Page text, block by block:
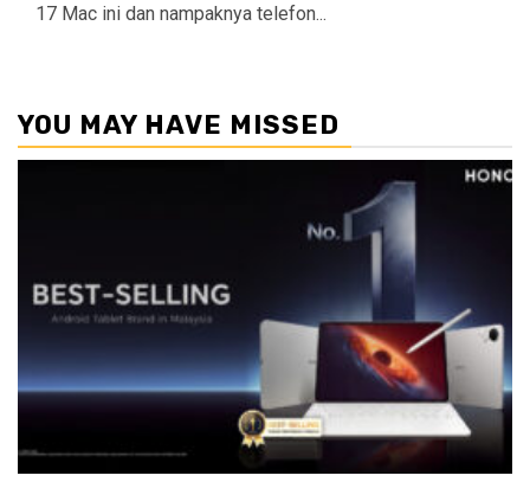
17 Mac ini dan nampaknya telefon...
YOU MAY HAVE MISSED